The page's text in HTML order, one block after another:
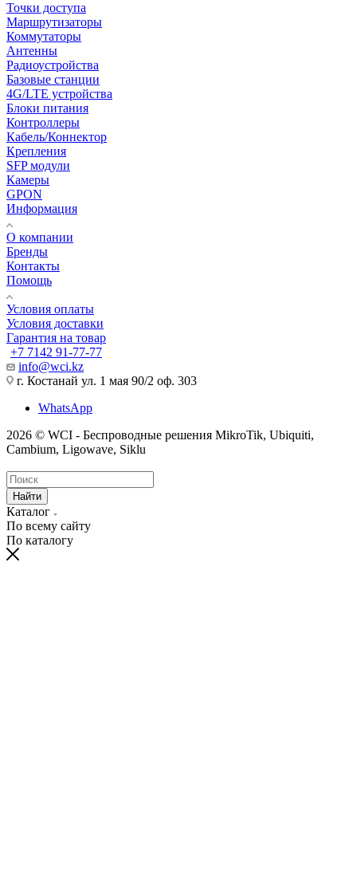
Точки доступа
Маршрутизаторы
Коммутаторы
Антенны
Радиоустройства
Базовые станции
4G/LTE устройства
Блоки питания
Контроллеры
Кабель/Коннектор
Крепления
SFP модули
Камеры
GPON
Информация
О компании
Бренды
Контакты
Помощь
Условия оплаты
Условия доставки
Гарантия на товар
+7 7142 91-77-77
info@wci.kz
г. Костанай ул. 1 мая 90/2 оф. 303
WhatsApp
2026 © WCI - Беспроводные решения MikroTik, Ubiquiti,
Cambium, Ligowave, Siklu
Найти
Каталог
По всему сайту
По каталогу